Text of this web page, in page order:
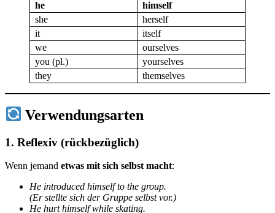
he
himself
she
herself
it
itself
we
ourselves
you (pl.)
yourselves
they
themselves
Verwendungsarten
1. Reflexiv (rückbezüglich)
Wenn jemand etwas mit sich selbst macht:
He introduced himself to the group.
(Er stellte sich der Gruppe selbst vor.)
He hurt himself while skating.